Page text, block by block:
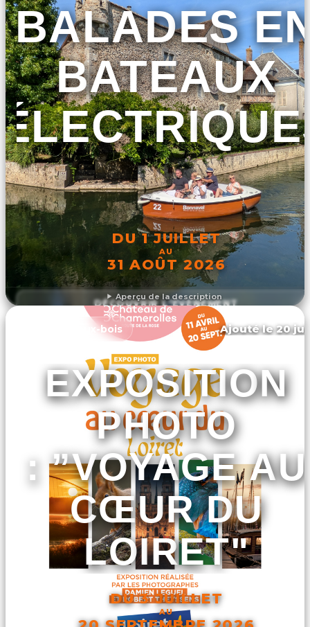
Aperçu de la description
BALADES
BATEAUX
DU 1 JUILLET
AU
31 AOÛT 2026
DÉCOUVRIR L'ÉVÉNEMENT
Chilleurs-aux-bois Ajouté le 20
EXPOSITION
PHOTO
: ”VOYAGE AU
CŒUR DU
LOIRET"
DU 3 JUILLET
AU